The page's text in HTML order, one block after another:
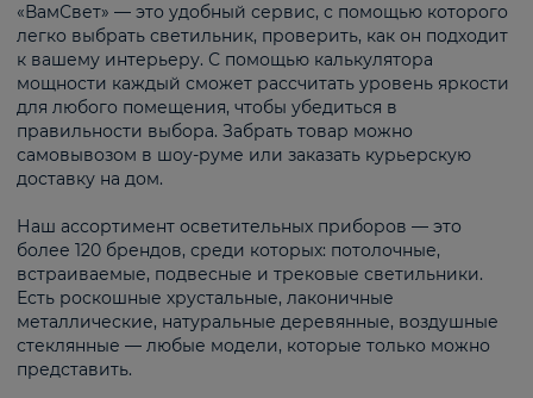
«ВамСвет» — это удобный сервис, с помощью которого
легко выбрать светильник, проверить, как он подходит
к вашему интерьеру. С помощью калькулятора
мощности каждый сможет рассчитать уровень яркости
для любого помещения, чтобы убедиться в
правильности выбора. Забрать товар можно
самовывозом в шоу-руме или заказать курьерскую
доставку на дом.
Наш ассортимент осветительных приборов — это
более 120 брендов, среди которых: потолочные,
встраиваемые, подвесные и трековые светильники.
Есть роскошные хрустальные, лаконичные
металлические, натуральные деревянные, воздушные
стеклянные — любые модели, которые только можно
представить.